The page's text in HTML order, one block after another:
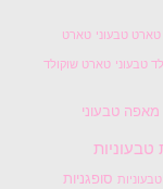
טארט טבעוני טארט
טבעוני טארט שוקולד
מאפה טבעוני
טבעוניות
סופגניות